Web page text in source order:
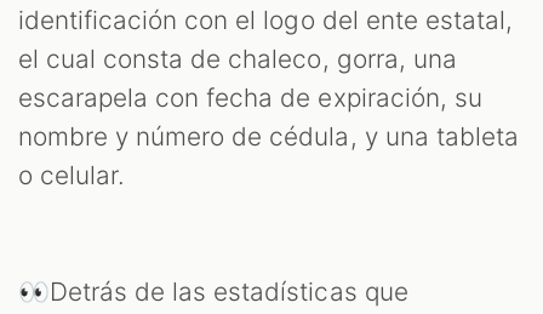
identificación con el logo del ente estatal,
el cual consta de chaleco, gorra, una
escarapela con fecha de expiración, su
nombre y número de cédula, y una tableta
o celular.
👀Detrás de las estadísticas que